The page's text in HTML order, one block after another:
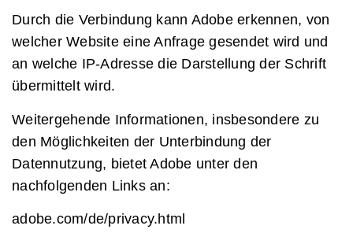
Durch die Verbindung kann Adobe erkennen, von
welcher Website eine Anfrage gesendet wird und
an welche IP-Adresse die Darstellung der Schrift
übermittelt wird.
Weitergehende Informationen, insbesondere zu
den Möglichkeiten der Unterbindung der
Datennutzung, bietet Adobe unter den
nachfolgenden Links an:
adobe.com/de/privacy.html